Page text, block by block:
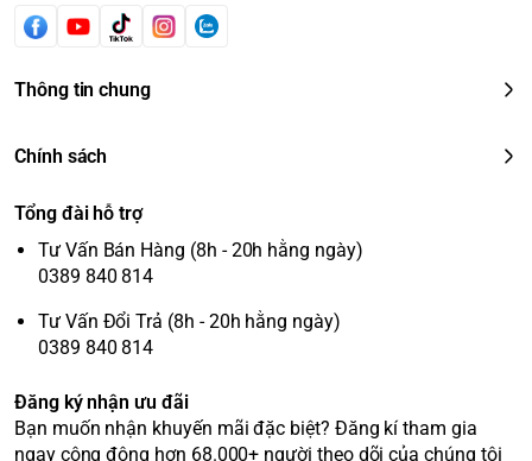
Thông tin chung
Chính sách
Tổng đài hỗ trợ
Tư Vấn Bán Hàng (8h - 20h hằng ngày)
0389 840 814
Tư Vấn Đổi Trả (8h - 20h hằng ngày)
0389 840 814
Đăng ký nhận ưu đãi
Bạn muốn nhận khuyến mãi đặc biệt? Đăng kí tham gia
ngay cộng động hơn 68.000+ người theo dõi của chúng tôi